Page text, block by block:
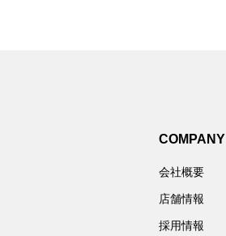
COMPANY
会社概要
店舗情報
採用情報